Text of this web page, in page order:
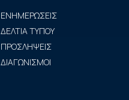
ΕΝΗΜΕΡΩΣΕΙΣ
ΔΕΛΤΙΑ ΤΥΠΟΥ
ΠΡΟΣΛΗΨΕΙΣ
ΔΙΑΓΩΝΙΣΜΟΙ